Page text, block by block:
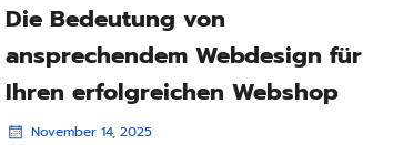
Die Bedeutung von
ansprechendem Webdesign für
Ihren erfolgreichen Webshop
November 14, 2025